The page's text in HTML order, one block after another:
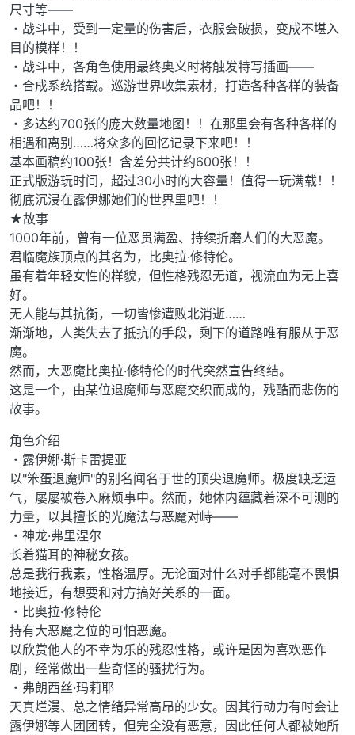
尺寸等——
・战斗中，受到一定量的伤害后，衣服会破损，变成不堪入
目的模样！！
・战斗中，各角色使用最终奥义时将触发特写插画——
・合成系统搭载。巡游世界收集素材，打造各种各样的装备
品吧！！
・多达约700张的庞大数量地图！！在那里会有各种各样的
相遇和离别……将众多的回忆记录下来吧！！
基本画稿约100张！含差分共计约600张！！
正式版游玩时间，超过30小时的大容量！值得一玩满载！！
彻底沉浸在露伊娜她们的世界里吧！！
★故事
1000年前，曾有一位恶贯满盈、持续折磨人们的大恶魔。
君临魔族顶点的其名为，比奥拉·修特伦。
虽有着年轻女性的样貌，但性格残忍无道，视流血为无上喜
好。
无人能与其抗衡，一切皆惨遭败北消逝……
渐渐地，人类失去了抵抗的手段，剩下的道路唯有服从于恶
魔。
然而，大恶魔比奥拉·修特伦的时代突然宣告终结。
这是一个，由某位退魔师与恶魔交织而成的，残酷而悲伤的
故事。
角色介绍
・露伊娜·斯卡雷提亚
以"笨蛋退魔师"的别名闻名于世的顶尖退魔师。极度缺乏运
气，屡屡被卷入麻烦事中。然而，她体内蕴藏着深不可测的
力量，以其擅长的光魔法与恶魔对峙——
・神龙·弗里涅尔
长着猫耳的神秘女孩。
总是我行我素，性格温厚。无论面对什么对手都能毫不畏惧
地接近，有想要和对方搞好关系的一面。
・比奥拉·修特伦
持有大恶魔之位的可怕恶魔。
以欣赏他人的不幸为乐的残忍性格，或许是因为喜欢恶作
剧，经常做出一些奇怪的骚扰行为。
・弗朗西丝·玛莉耶
天真烂漫、总之情绪异常高昂的少女。因其行动力有时会让
露伊娜等人团团转，但完全没有恶意，因此任何人都被她所